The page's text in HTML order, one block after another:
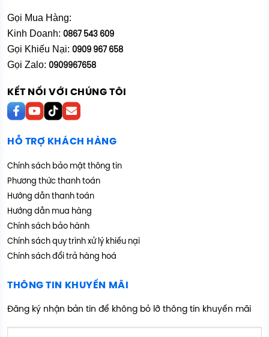
Gọi Mua Hàng:
Kinh Doanh: 0867 543 609
Gọi Khiếu Nại: 0909 967 658
Gọi Zalo: 0909967658
KẾT NỐI VỚI CHÚNG TÔI
HỖ TRỢ KHÁCH HÀNG
Chính sách bảo mật thông tin
Phương thức thanh toán
Hướng dẫn thanh toán
Hướng dẫn mua hàng
Chính sách bảo hành
Chính sách quy trình xử lý khiếu nại
Chính sách đổi trả hàng hoá
THÔNG TIN KHUYẾN MÃI
Đăng ký nhận bản tin để không bỏ lỡ thông tin khuyến mãi